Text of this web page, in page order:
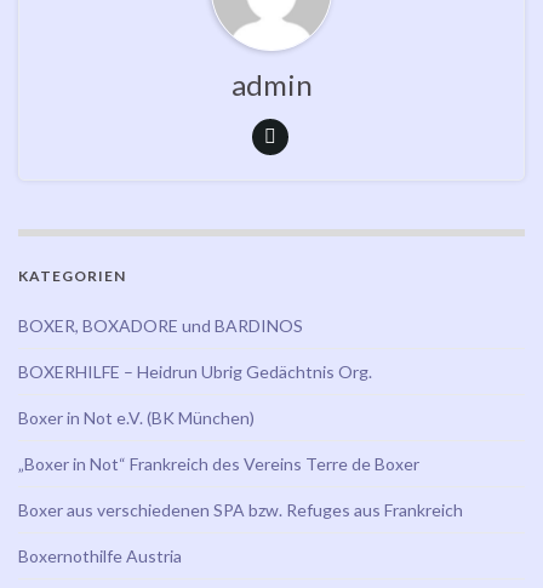
admin
KATEGORIEN
BOXER, BOXADORE und BARDINOS
BOXERHILFE – Heidrun Ubrig Gedächtnis Org.
Boxer in Not e.V. (BK München)
„Boxer in Not“ Frankreich des Vereins Terre de Boxer
Boxer aus verschiedenen SPA bzw. Refuges aus Frankreich
Boxernothilfe Austria